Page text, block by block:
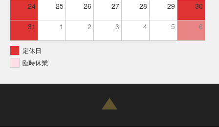
24 25 26 27 28 29 30
31 1 2 3 4 5 6
定休日
臨時休業